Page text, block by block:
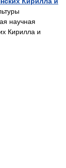
научная
Кирилла и